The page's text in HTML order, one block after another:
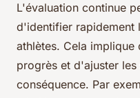
L'évaluation continue
d'identifier rapidement
athlètes. Cela implique
progrès et d'ajuster les
conséquence. Par